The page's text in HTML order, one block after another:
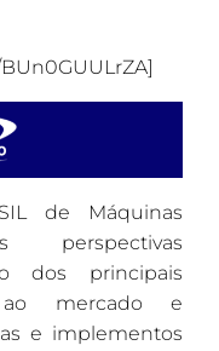
de Máquinas
perspectivas
dos principais
mercado e
e implementos